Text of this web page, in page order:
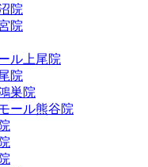
院
院
ル上尾院
院
巣院
ール熊谷院